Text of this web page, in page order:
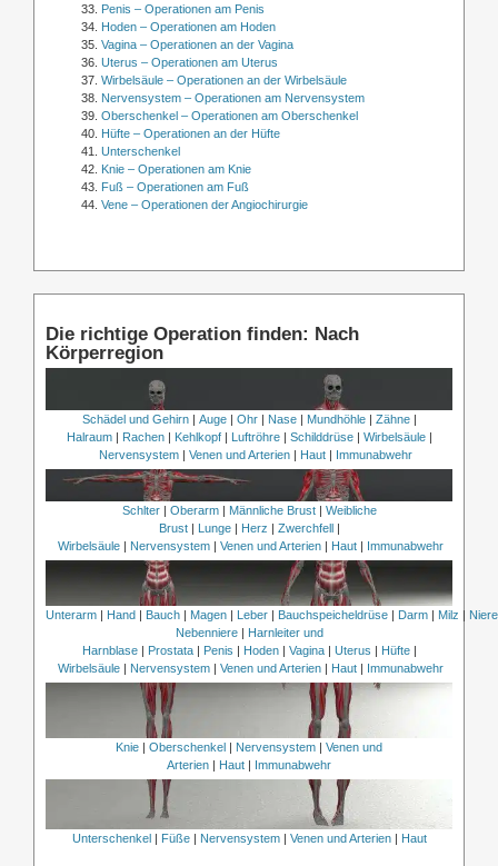
Penis – Operationen am Penis
Hoden – Operationen am Hoden
Vagina – Operationen an der Vagina
Uterus – Operationen am Uterus
Wirbelsäule – Operationen an der Wirbelsäule
Nervensystem – Operationen am Nervensystem
Oberschenkel – Operationen am Oberschenkel
Hüfte – Operationen an der Hüfte
Unterschenkel
Knie – Operationen am Knie
Fuß – Operationen am Fuß
Vene – Operationen der Angiochirurgie
Die richtige Operation finden: Nach
Körperregion
Schädel und Gehirn| Auge| Ohr| Nase| Mundhöhle| Zähne|
Halraum| Rachen| Kehlkopf| Luftröhre| Schilddrüse| Wirbelsäule|
Nervensystem | Venen und Arterien | Haut | Immunabwehr
Schlter| Oberarm| Männliche Brust| Weibliche
Brust| Lunge| Herz | Zwerchfell|
Wirbelsäule | Nervensystem | Venen und Arterien | Haut | Immunabwehr
Unterarm| Hand| Bauch| Magen| Leber| Bauchspeicheldrüse| Darm| Milz |
Nebenniere| Harnleiter und
Harnblase| Prostata| Penis | Hoden| Vagina| Uterus | Hüfte|
Wirbelsäule | Nervensystem | Venen und Arterien | Haut | Immunabwehr
Knie Oberschenkel Nervensystem
Venen und
Arterien
Haut Immunabwehr
Unterschenkel Füße| Nervensystem| Venen und Arterien| Haut